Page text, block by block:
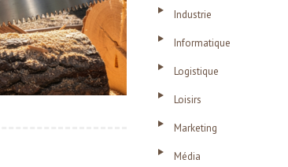
Industrie
Informatique
Logistique
Loisirs
Marketing
Média